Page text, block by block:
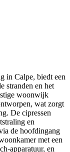
in Calpe, biedt een
stranden en het
woonwijk
wat zorgt
De cipressen
en
de hoofdingang
met een
apparatuur, en